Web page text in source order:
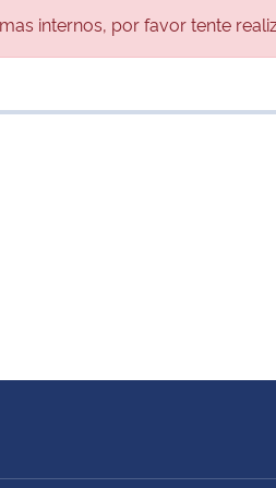
internos, por favor tente